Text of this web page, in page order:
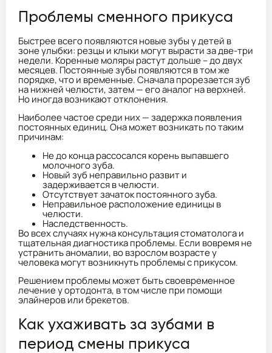
Проблемы сменного прикуса
Быстрее всего появляются новые зубы у детей в
зоне улыбки: резцы и клыки могут вырасти за две-три
недели. Коренные моляры растут дольше – до двух
месяцев. Постоянные зубы появляются в том же
порядке, что и временные. Сначала прорезается зуб
на нижней челюсти, затем — его аналог на верхней.
Но иногда возникают отклонения.
Наиболее частое среди них — задержка появления
постоянных единиц. Она может возникать по таким
причинам:
Не до конца рассосался корень выпавшего
молочного зуба.
Новый зуб неправильно развит и
задерживается в челюсти.
Отсутствует зачаток постоянного зуба.
Неправильное расположение единицы в
челюсти.
Наследственность.
Во всех случаях нужна консультация стоматолога и
тщательная диагностика проблемы. Если вовремя не
устранить аномалии, во взрослом возрасте у
человека могут возникнуть проблемы с прикусом.
Решением проблемы может быть своевременное
лечение у ортодонта, в том числе при помощи
элайнеров или брекетов.
Как ухаживать за зубами в
период смены прикуса